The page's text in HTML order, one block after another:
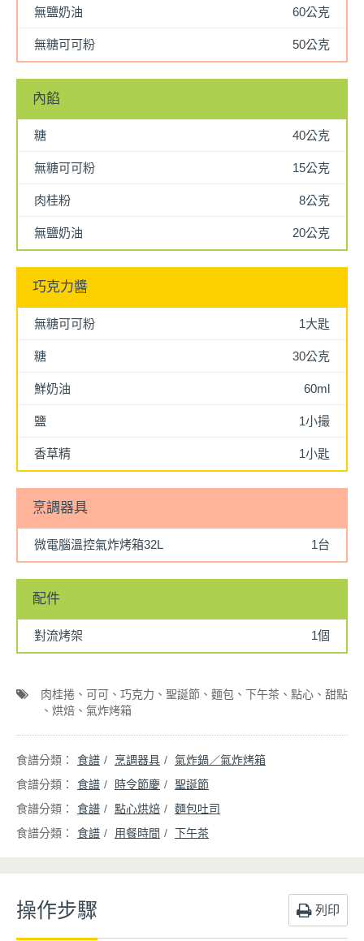
無鹽奶油 60公克
無糖可可粉 50公克
內餡
糖 40公克
無糖可可粉 15公克
肉桂粉 8公克
無鹽奶油 20公克
巧克力醬
無糖可可粉 1大匙
糖 30公克
鮮奶油 60ml
鹽 1小撮
香草精 1小匙
烹調器具
微電腦溫控氣炸烤箱32L 1台
配件
對流烤架 1個
肉桂捲 可可 巧克力 聖誕節 麵包 下午茶 點心
甜點
烘焙
氣炸烤箱
食譜 烹調器具
氣炸鍋／氣炸烤箱
食譜
時令節慶
聖誕節
食譜
點心烘焙
麵包吐司
食譜
用餐時間 下午茶
操作步驟 列印